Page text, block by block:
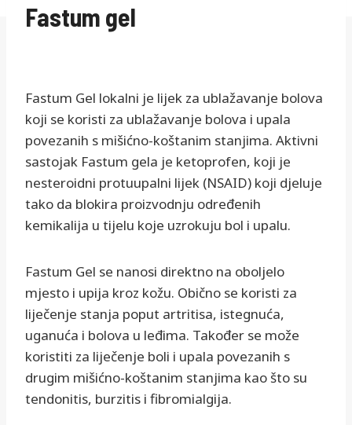
Fastum gel
Fastum Gel lokalni je lijek za ublažavanje bolova
koji se koristi za ublažavanje bolova i upala
povezanih s mišićno-koštanim stanjima. Aktivni
sastojak Fastum gela je ketoprofen, koji je
nesteroidni protuupalni lijek (NSAID) koji djeluje
tako da blokira proizvodnju određenih
kemikalija u tijelu koje uzrokuju bol i upalu.
Fastum Gel se nanosi direktno na oboljelo
mjesto i upija kroz kožu. Obično se koristi za
liječenje stanja poput artritisa, istegnuća,
uganuća i bolova u leđima. Također se može
koristiti za liječenje boli i upala povezanih s
drugim mišićno-koštanim stanjima kao što su
tendonitis, burzitis i fibromialgija.